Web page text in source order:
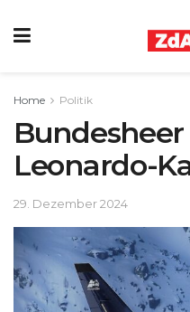
Home Politik
Leonardo-
29. Dezember 2024